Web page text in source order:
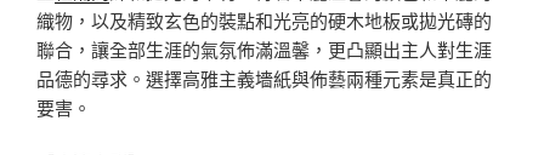
織物，以及精致玄色的裝點和光亮的硬木地板或拋光磚的
聯合，讓全部生涯的氣氛佈滿溫馨，更凸顯出主人對生涯
品德的尋求。選擇高雅主義墻紙與佈藝兩種元素是真正的
要害。